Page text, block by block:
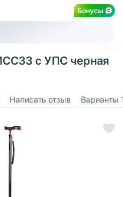
Бонусы
с УПС черная
Написать отзыв Варианты